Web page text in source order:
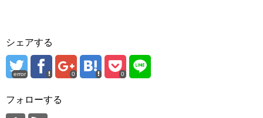
シェアする
error 0 0
フォローする